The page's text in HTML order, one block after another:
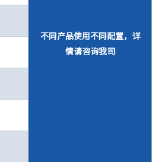
不同产品使用不同配置，详
情请咨询我司